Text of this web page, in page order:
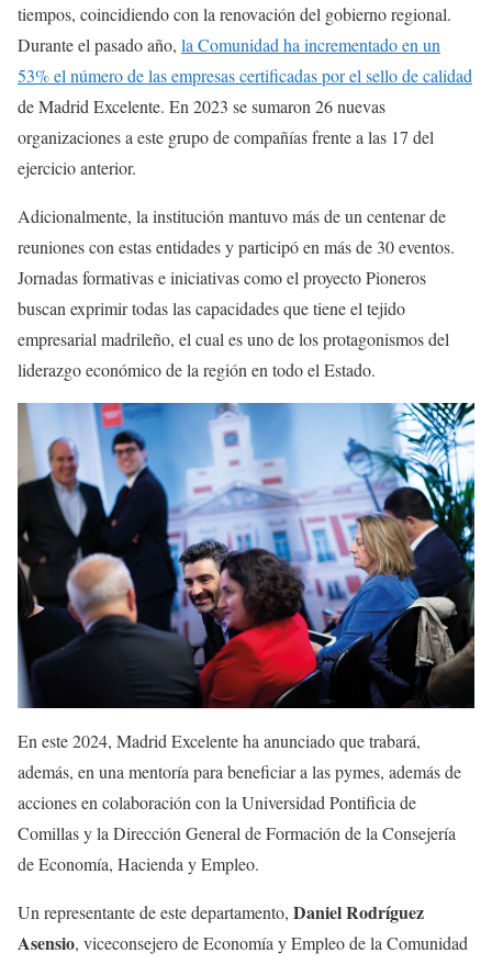
tiempos, coincidiendo con la renovación del gobierno regional.
Durante el pasado año, la Comunidad ha incrementado en un
53% el número de las empresas certificadas por el sello de calidad
de Madrid Excelente. En 2023 se sumaron 26 nuevas
organizaciones a este grupo de compañías frente a las 17 del
ejercicio anterior.
Adicionalmente, la institución mantuvo más de un centenar de
reuniones con estas entidades y participó en más de 30 eventos.
Jornadas formativas e iniciativas como el proyecto Pioneros
buscan exprimir todas las capacidades que tiene el tejido
empresarial madrileño, el cual es uno de los protagonismos del
liderazgo económico de la región en todo el Estado.
En este 2024, Madrid Excelente ha anunciado que trabará,
además, en una mentoría para beneficiar a las pymes, además de
acciones en colaboración con la Universidad Pontificia de
Comillas y la Dirección General de Formación de la Consejería
de Economía, Hacienda y Empleo.
Un representante de este departamento, Daniel Rodríguez
Asensio, viceconsejero de Economía y Empleo de la Comunidad